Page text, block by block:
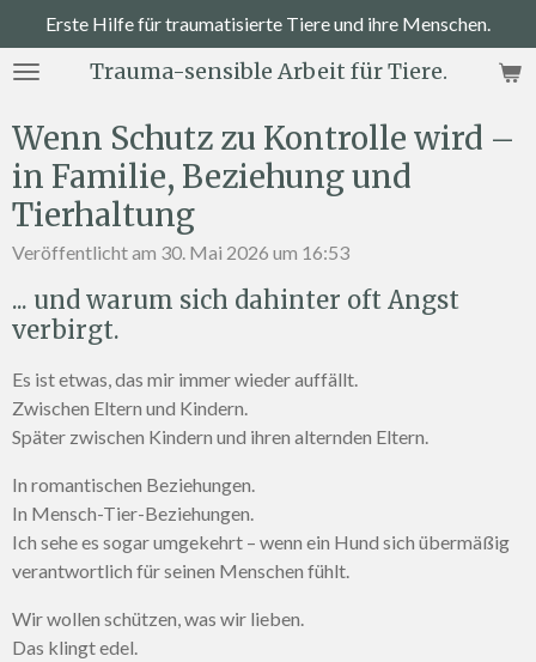
Zum
Hauptinhalt
springen Trauma-sensible Arbeit für Tiere.
Erste Hilfe für traumatisierte Tiere und ihre Menschen.
Wenn Schutz zu Kontrolle wird –
in Familie, Beziehung und
Tierhaltung
Veröffentlicht am 30. Mai 2026 um 16:53
... und warum sich dahinter oft Angst
verbirgt.
Es ist etwas, das mir immer wieder auffällt.
Zwischen Eltern und Kindern.
Später zwischen Kindern und ihren alternden Eltern.
In romantischen Beziehungen.
In Mensch-Tier-Beziehungen.
Ich sehe es sogar umgekehrt – wenn ein Hund sich übermäßig
verantwortlich für seinen Menschen fühlt.
Wir wollen schützen, was wir lieben.
Das klingt edel.